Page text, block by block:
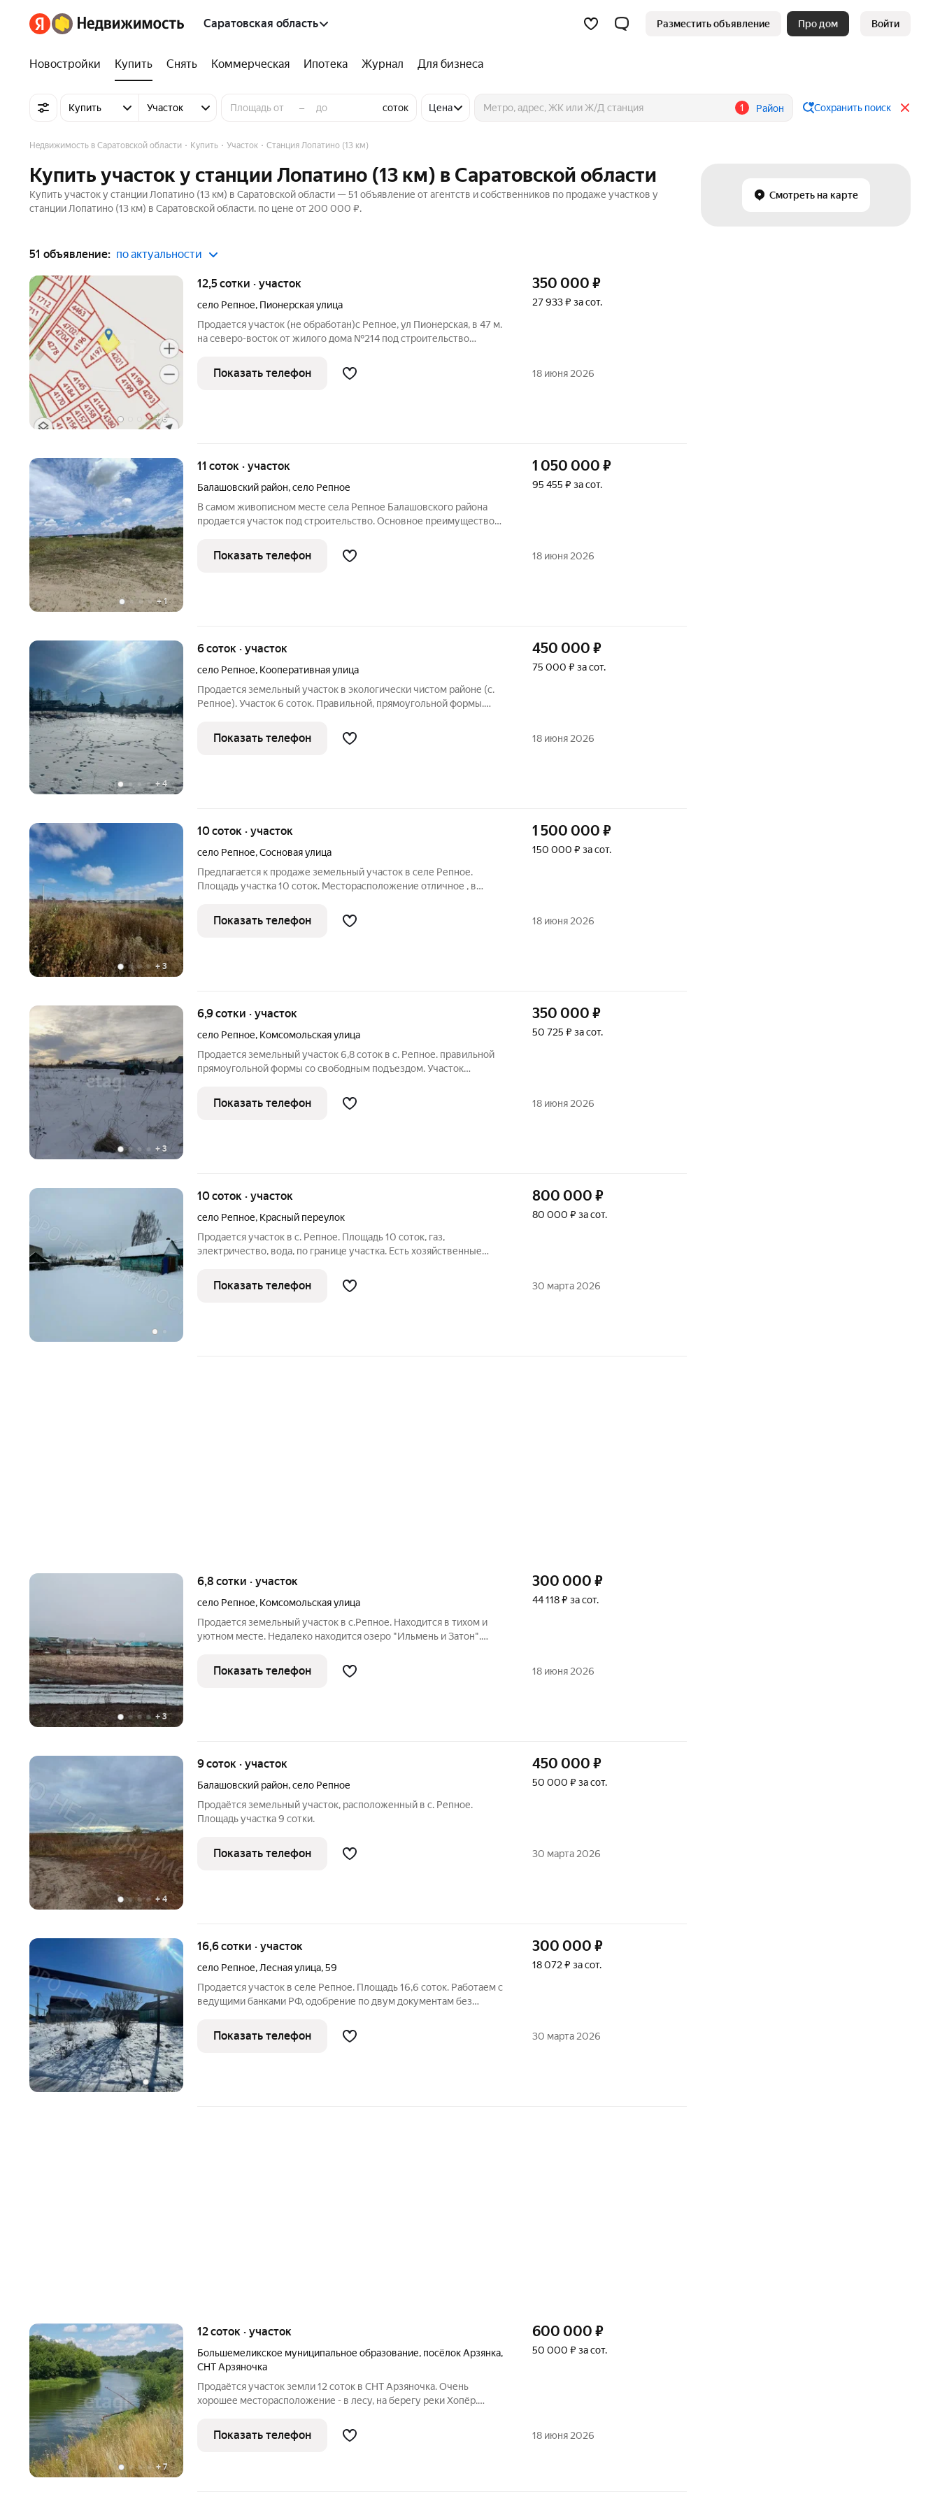
Саратовская область Разместить объявление Про дом Войти
Новостройки Купить Снять Коммерческая Ипотека Журнал Для бизнеса
Купить Участок – соток Цена 1 Район Сохранить поиск
Смотреть на карте
Недвижимость в Саратовской области Купить Участок Станция Лопатино (13 км)
Купить участок у станции Лопатино (13 км) в Саратовской области
Купить участок у станции Лопатино (13 км) в Саратовской области — 51 объявление от агентств и собственников по продаже участков у
станции Лопатино (13 км) в Саратовской области. по цене от 200 000 ₽.
51 объявление: по актуальности
+6
12,5 сотки · участок
село Репное, Пионерская улица
Продается участок (не обработан)с Репное, ул Пионерская, в 47 м.
на северо-восток от жилого дома №214 под строительство
постройки дома его можно оформить в собственность.
Электричество,
350 000 ₽
27 933 ₽ за сот.
Показать телефон 18 июня 2026
+1
11 соток · участок
Балашовский район,село Репное
В самом живописном месте села Репное Балашовского района
продается участок под строительство. Основное преимущество
Построив дом в таком месте вы обеспечите себя великолепными
видами из
1 050 000 ₽
95 455 ₽ за сот.
Показать телефон 18 июня 2026
+ 4
6 соток · участок
село Репное, Кооперативная улица
Продается земельный участок в экологически чистом районе (с.
Репное). Участок 6 соток. Правильной, прямоугольной формы.
модно строить дом из сип панелей. Это экологически чистые
материалы.
450 000 ₽
75 000 ₽ за сот.
Показать телефон 18 июня 2026
+3
10 соток · участок
село Репное,Сосновая улица
Предлагается к продаже земельный участок в селе Репное.
Площадь участка 10 соток. Месторасположение отличное , в
транспорта, школа, магазины, почта. Рядом с участком столб с
1 500 000 ₽
150 000 ₽ за сот.
Показать телефон 18 июня 2026
+ 3
6,9 сотки · участок
село Репное, Комсомольская улица
Продается земельный участок 6,8 соток в с. Репное. правильной
прямоугольной формы со свободным подъездом. Участок
земель - для ведения ЛПХ, соответственно можно и дом
построить и хозяйство
350 000 ₽
50 725 ₽ за сот.
Показать телефон 18 июня 2026
10 соток · участок
село Репное, Красный переулок
Продается участок в с. Репное. Площадь 10 соток, газ,
электричество, вода, по границе участка. Есть хозяйственные
800 000 ₽
80 000 ₽ за сот.
Показать телефон 30 марта 2026
+3
6,8 сотки · участок
село Репное, Комсомольская улица
Продается земельный участок в с.Репное. Находится в тихом и
уютном месте. Недалеко находится озеро "Ильмень и Затон".
строительства дома или дачи. Участок ровный и чистый. Без
деревьев. По
300 000 ₽
44 118 ₽ за сот.
Показать телефон 18 июня 2026
+4
9 соток · участок
Балашовский район,село Репное
Продаётся земельный участок, расположенный в с. Репное.
Площадь участка 9 сотки.
450 000 ₽
50 000 ₽ за сот.
Показать телефон 30 марта 2026
16,6 сотки · участок
село Репное, Лесная улица,59
Продается участок в селе Репное. Площадь 16,6 соток. Работаем с
ведущими банками РФ, одобрение по двум документам без
Гарантируем полное сопровождение, юридическую чистоту и
безопасность сделки!
300 000 ₽
18 072 ₽ за сот.
Показать телефон 30 марта 2026
+7
12 соток · участок
Большемеликское муниципальное образование, посёлок Арзянка,
СНТ Арзяночка
Продаётся участок земли 12 соток в СНТ Арзяночка. Очень
хорошее месторасположение - в лесу, на берегу реки Хопёр.
воздух, хороший пляж. В п.Арзянка проведено газоснабжение, в
ближайшее время
600 000 ₽
50 000 ₽ за сот.
Показать телефон 18 июня 2026